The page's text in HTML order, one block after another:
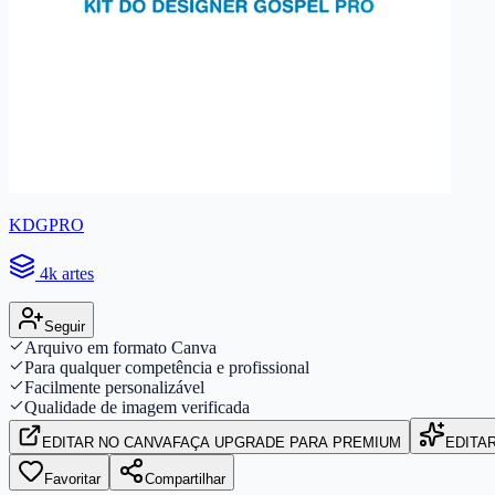
KDGPRO
4k artes
Seguir
Arquivo em formato Canva
Para qualquer competência e profissional
Facilmente personalizável
Qualidade de imagem verificada
EDITAR NO CANVAFAÇA UPGRADE PARA PREMIUM
Favoritar Compartilhar